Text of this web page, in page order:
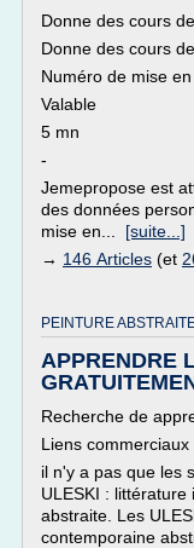
Donne des cours
Donne des cours
Numéro de mise
Valable
5 mn
-
Jemepropose est
des données
mise en... [suite...]
→ 146 Articles (et
PEINTURE
APPRENDRE
Recherche de
Liens commerciaux
il n'y a pas que les
ULESKI :
abstraite. Les
contemporaine